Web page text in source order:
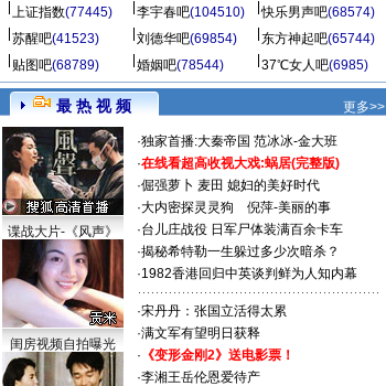
上证指数(77445) 李宇春吧(104510) 快乐男声吧(68574)
苏醒吧(41523) 刘德华吧(69854) 东方神起吧(65744)
贴图吧(68789) 婚姻吧(78544) 37℃女人吧(6985)
最 热 视 频 更多>>
谍战大片-《风声》
闺房视频自拍曝光
·独家首播:大秦帝国 范冰冰-金大班
·在线看超高收视大戏:蜗居(完整版)
·倔强萝卜 麦田 媳妇的美好时代
·大内密探灵灵狗
倪萍-美丽的事
·台儿庄战役 日军尸体装满百余卡车
·揭秘希特勒一生躲过多少次暗杀？
·1982香港回归中英谈判鲜为人知内幕
·宋丹丹：张国立活得太累
·满文军有望明日获释
· 《变形金刚2》送电影票！
·李湘王岳伦恩爱待产